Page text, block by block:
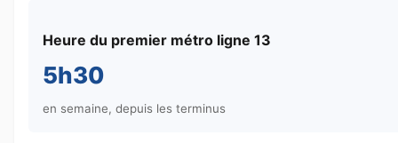
Heure du premier métro ligne 13
5h30
en semaine, depuis les terminus